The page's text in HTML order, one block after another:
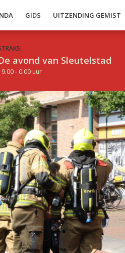
GIDS UITZENDING GEMIST
avond van Sleutelstad
- 0.00 uur